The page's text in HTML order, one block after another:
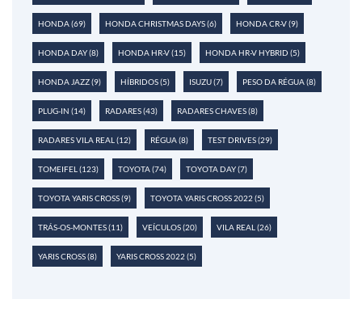
HONDA(69) HONDA CHRISTMAS DAYS(6) HONDA CR-V(9)
HONDA DAY(8) HONDA HR-V(15) HONDA HR-V HYBRID (5)
HONDA JAZZ(9) HÍBRIDOS(5) ISUZU(7) PESO DA RÉGUA(8)
PLUG-IN (14) RADARES(43) RADARES CHAVES(8)
RADARES VILA REAL (12) RÉGUA(8) TEST DRIVES(29)
TOMEIFEL (123) TOYOTA(74) TOYOTA DAY(7)
TOYOTA YARIS CROSS(9) TOYOTA YARIS CROSS 2022 (5)
TRÁS-OS-MONTES(11) VEÍCULOS(20) VILA REAL (26)
YARIS CROSS(8) YARIS CROSS 2022 (5)